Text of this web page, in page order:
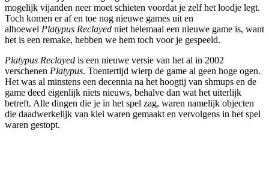
mogelijk vijanden neer moet schieten voordat je zelf het loodje legt.
Toch komen er af en toe nog nieuwe games uit en
alhoewel Platypus Reclayed niet helemaal een nieuwe game is, want
het is een remake, hebben we hem toch voor je gespeeld.
Platypus Reclayed is een nieuwe versie van het al in 2002
verschenen Platypus. Toentertijd wierp de game al geen hoge ogen.
Het was al minstens een decennia na het hoogtij van shmups en de
game deed eigenlijk niets nieuws, behalve dan wat het uiterlijk
betreft. Alle dingen die je in het spel zag, waren namelijk objecten
die daadwerkelijk van klei waren gemaakt en vervolgens in het spel
waren gestopt.